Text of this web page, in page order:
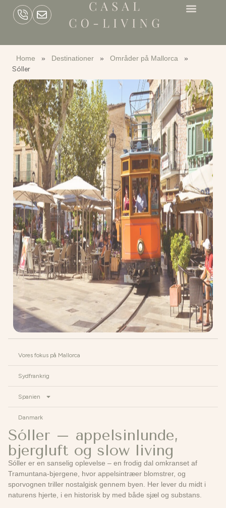
Home » Destinationer » Områder på Mallorca »
Sóller
Vores fokus på Mallorca
Sydfrankrig
Spanien
Danmark
Sóller – appelsinlunde,
bjergluft og slow living
Sóller er en sanselig oplevelse – en frodig dal omkranset af
Tramuntana-bjergene, hvor appelsintræer blomstrer, og
sporvognen triller nostalgisk gennem byen. Her lever du midt i
naturens hjerte, i en historisk by med både sjæl og substans.